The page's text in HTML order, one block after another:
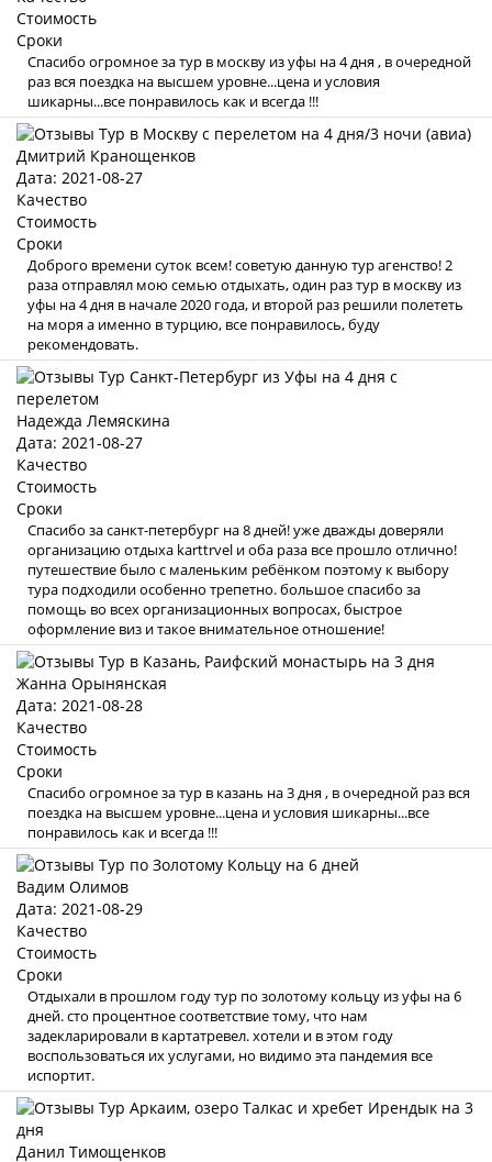
Стоимость
Сроки
Спасибо огромное за тур в москву из уфы на 4 дня , в очередной
раз вся поездка на высшем уровне...цена и условия
шикарны...все понравилось как и всегда !!!
Дмитрий Кранощенков
Дата: 2021-08-27
Качество
Стоимость
Сроки
Доброго времени суток всем! советую данную тур агенство! 2
раза отправлял мою семью отдыхать, один раз тур в москву из
уфы на 4 дня в начале 2020 года, и второй раз решили полететь
на моря а именно в турцию, все понравилось, буду
рекомендовать.
Надежда Лемяскина
Дата: 2021-08-27
Качество
Стоимость
Сроки
Спасибо за санкт-петербург на 8 дней! уже дважды доверяли
организацию отдыха karttrvel и оба раза все прошло отлично!
путешествие было с маленьким ребёнком поэтому к выбору
тура подходили особенно трепетно. большое спасибо за
помощь во всех организационных вопросах, быстрое
оформление виз и такое внимательное отношение!
Жанна Орынянская
Дата: 2021-08-28
Качество
Стоимость
Сроки
Спасибо огромное за тур в казань на 3 дня , в очередной раз вся
поездка на высшем уровне...цена и условия шикарны...все
понравилось как и всегда !!!
Вадим Олимов
Дата: 2021-08-29
Качество
Стоимость
Сроки
Отдыхали в прошлом году тур по золотому кольцу из уфы на 6
дней. сто процентное соответствие тому, что нам
задекларировали в картатревел. хотели и в этом году
воспользоваться их услугами, но видимо эта пандемия все
испортит.
Данил Тимощенков